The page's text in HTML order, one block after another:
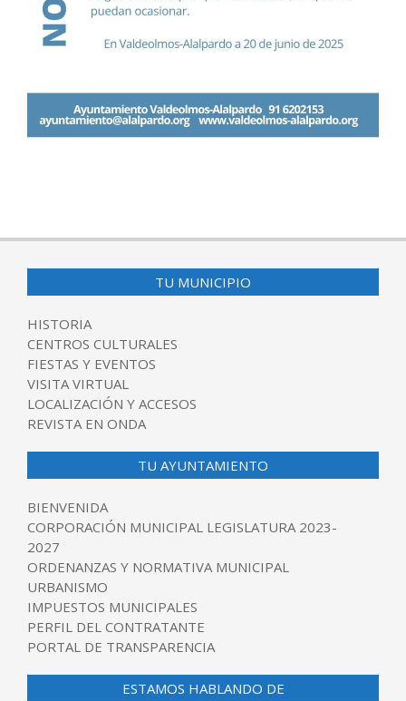
TU MUNICIPIO
HISTORIA
CENTROS CULTURALES
FIESTAS Y EVENTOS
VISITA VIRTUAL
LOCALIZACIÓN Y ACCESOS
REVISTA EN ONDA
TU AYUNTAMIENTO
BIENVENIDA
CORPORACIÓN MUNICIPAL LEGISLATURA 2023-
2027
ORDENANZAS Y NORMATIVA MUNICIPAL
URBANISMO
IMPUESTOS MUNICIPALES
PERFIL DEL CONTRATANTE
PORTAL DE TRANSPARENCIA
ESTAMOS HABLANDO DE